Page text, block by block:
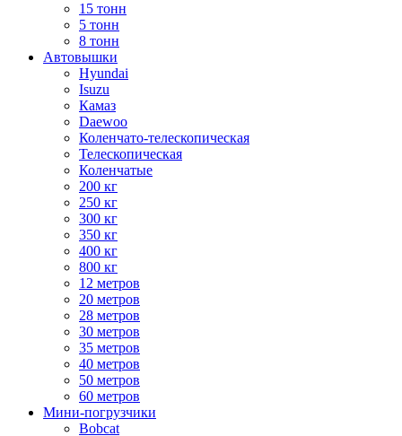
15 тонн
5 тонн
8 тонн
Автовышки
Hyundai
Isuzu
Камаз
Daewoo
Коленчато-телескопическая
Телескопическая
Коленчатые
200 кг
250 кг
300 кг
350 кг
400 кг
800 кг
12 метров
20 метров
28 метров
30 метров
35 метров
40 метров
50 метров
60 метров
Мини-погрузчики
Bobcat